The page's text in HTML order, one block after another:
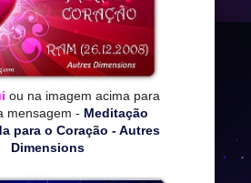
ou na imagem acima para
mensagem - Meditação
para o Coração - Autres
Dimensions